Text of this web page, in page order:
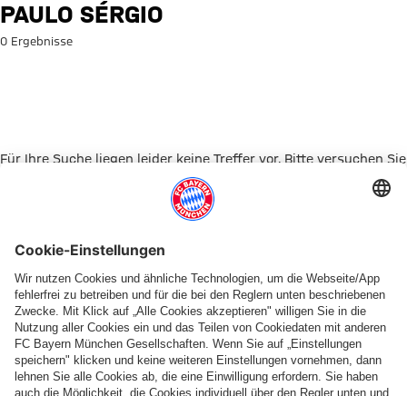
Suche: Paulo Sérgio
PAULO SÉRGIO
0 Ergebnisse
Für Ihre Suche liegen leider keine Treffer vor. Bitte versuchen Sie
Zur Startseite